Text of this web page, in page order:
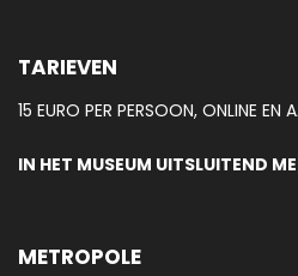
TARIEVEN
15 EURO PER PERSOON, ONLINE EN
IN HET MUSEUM UITSLUITEND
METROPOLE